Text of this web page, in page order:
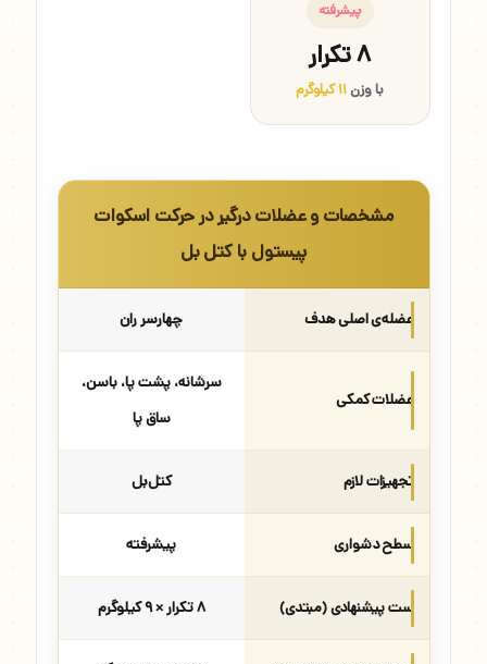
پیشرفته
۸ تکرار
با وزن۱۱ کیلوگرم
مشخصات و عضلات درگیر در حرکت اسکوات
پیستول با کتل بل
عضله‌ی اصلی هدف چهارسر ران
عضلات کمکی
سرشانه، پشت پا، باسن،
ساق پا
تجهیزات لازم کتل‌بل
سطح دشواری پیشرفته
ست پیشنهادی (مبتدی) ۸ تکرار × ۹ کیلوگرم